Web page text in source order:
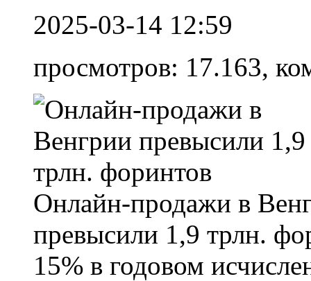
2025-03-14 12:59
просмотров: 17.163,
Онлайн-продажи в
превысили 1,9 трлн.
15% в годовом